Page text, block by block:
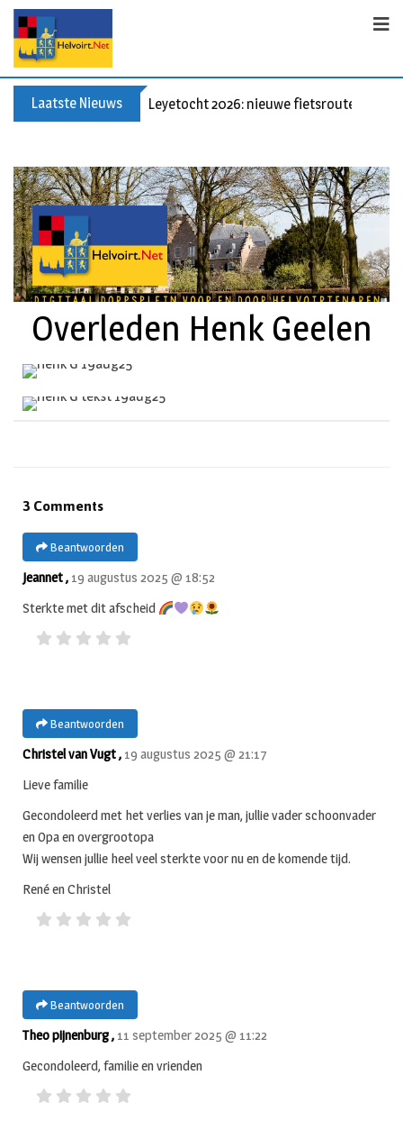
Laatste Nieuws Leyetocht 2026: nieuwe fietsroutes
Overleden Henk Geelen
3 Comments
Beantwoorden
Jeannet , 19 augustus 2025 @ 18:52
Sterkte met dit afscheid
Beantwoorden
Christel van Vugt , 19 augustus 2025 @ 21:17
Lieve familie
Gecondoleerd met het verlies van je man, jullie vader schoonvader
en Opa en overgrootopa
Wij wensen jullie heel veel sterkte voor nu en de komende tijd.
René en Christel
Beantwoorden
Theo pijnenburg , 11 september 2025 @ 11:22
Gecondoleerd, familie en vrienden